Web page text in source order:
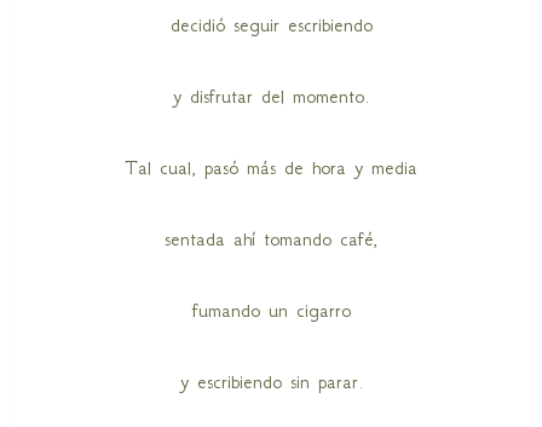
decidió seguir escribiendo
y disfrutar del momento.
Tal cual, pasó más de hora y media
sentada ahí tomando café,
fumando un cigarro
y escribiendo sin parar.